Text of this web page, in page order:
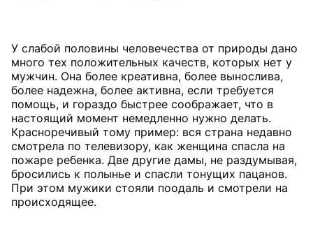
У слабой половины человечества от природы дано
много тех положительных качеств, которых нет у
мужчин. Она более креативна, более вынослива,
более надежна, более активна, если требуется
помощь, и гораздо быстрее соображает, что в
настоящий момент немедленно нужно делать.
Красноречивый тому пример: вся страна недавно
смотрела по телевизору, как женщина спасла на
пожаре ребенка. Две другие дамы, не раздумывая,
бросились к полынье и спасли тонущих пацанов.
При этом мужики стояли поодаль и смотрели на
происходящее.